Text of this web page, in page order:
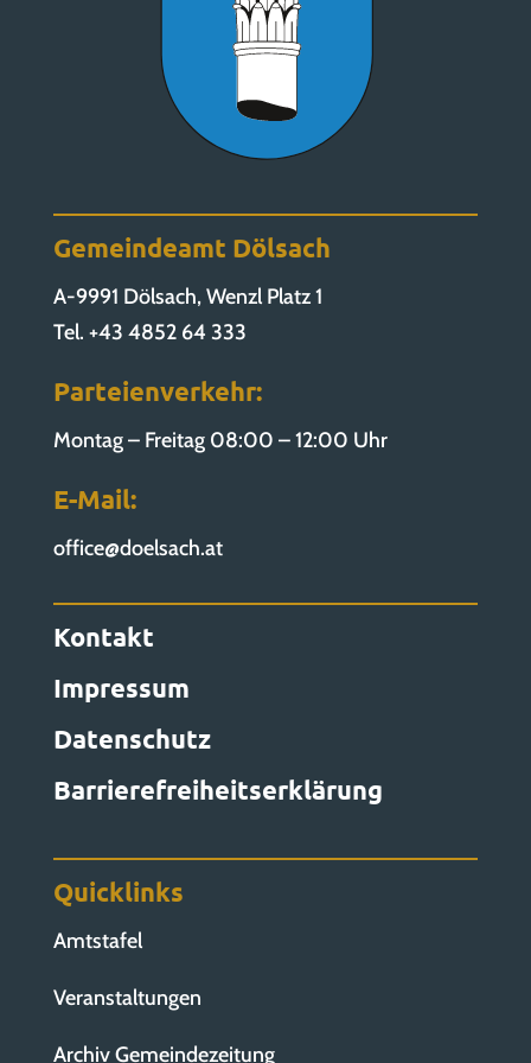
Gemeindeamt Dölsach
A-9991 Dölsach, Wenzl Platz 1
Tel. +43 4852 64 333
Parteienverkehr:
Montag – Freitag 08:00 – 12:00 Uhr
E-Mail:
office@doelsach.at
Kontakt
Impressum
Datenschutz
Barrierefreiheitserklärung
Quicklinks
Amtstafel
Veranstaltungen
Archiv Gemeindezeitung